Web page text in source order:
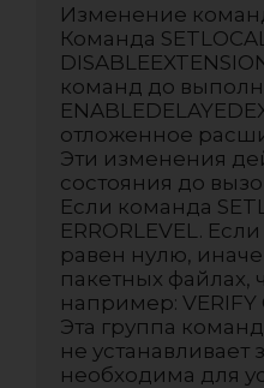
Изменение
Команда
команд до
отложенное
Эти изменения
состояния до
Если команда
ERRORLEVEL.
равен нулю,
пакетных
например: VERIFY
Эта группа
не устанавливает
необходима для